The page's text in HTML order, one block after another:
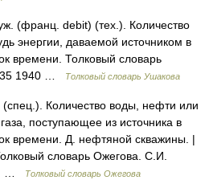
(франц. debit) (тех.). Количество
энергии, даваемой источником в
времени. Толковый словарь
1940 …
Толковый словарь Ушакова
Количество воды, нефти или
поступающее из источника в
времени. Д. нефтяной скважины. |
словарь Ожегова. С.И.
…
Толковый словарь Ожегова